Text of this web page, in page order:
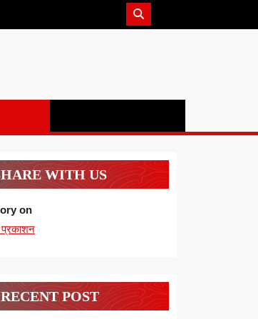
WITH US
on
प्रकाशन
RECENT POST